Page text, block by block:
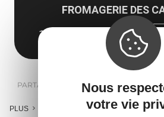
FROMAGERIE DES
12520 Verrières
PARTAGER : E-MAIL
PLUS
Nous
votre vie